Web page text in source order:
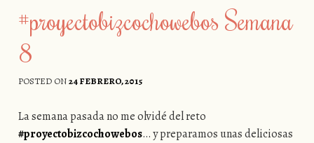
#proyectobizcochowebos Semana
8
POSTED ON24 FEBRERO, 2015
La semana pasada no me olvidé del reto
#proyectobizcochowebos… y preparamos unas deliciosas